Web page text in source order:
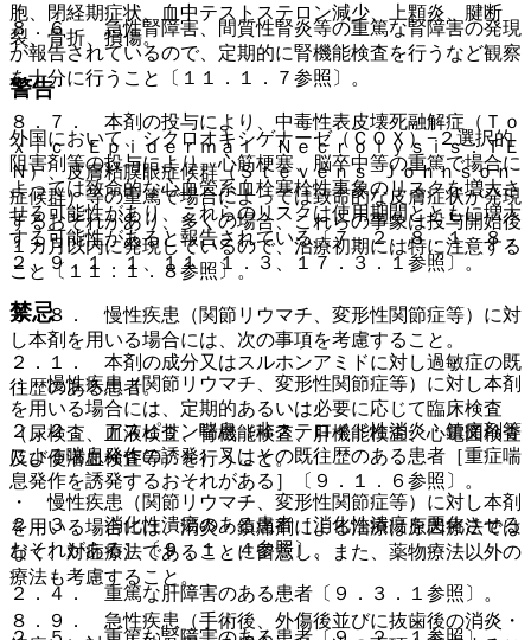
８．６． 急性腎障害、間質性腎炎等の重篤な腎障害の発現
が報告されているので、定期的に腎機能検査を行うなど観察
を十分に行うこと〔１１．１．７参照〕。
８．７． 本剤の投与により、中毒性表皮壊死融解症（Ｔｏ
ｘｉｃ Ｅｐｉｄｅｒｍａｌ Ｎｅｃｒｏｌｙｓｉｓ：ＴＥ
Ｎ）、皮膚粘膜眼症候群（Ｓｔｅｖｅｎｓ−Ｊｏｈｎｓｏｎ
症候群）等の重篤で場合によっては致命的な皮膚症状が発現
するおそれがあり、多くの場合、これらの事象は投与開始後
１カ月以内に発現しているので、治療初期には特に注意する
こと〔１１．１．８参照〕。
８．８． 慢性疾患（関節リウマチ、変形性関節症等）に対
し本剤を用いる場合には、次の事項を考慮すること。
・ 慢性疾患（関節リウマチ、変形性関節症等）に対し本剤
を用いる場合には、定期的あるいは必要に応じて臨床検査
（尿検査、血液検査、腎機能検査、肝機能検査、心電図検査
及び便潜血検査等）を行うこと。
・ 慢性疾患（関節リウマチ、変形性関節症等）に対し本剤
を用いる場合には、消炎・鎮痛剤による治療は原因療法では
なく、対症療法であることに留意し、また、薬物療法以外の
療法も考慮すること。
８．９． 急性疾患（手術後、外傷後並びに抜歯後の消炎・
胞、閉経期症状、血中テストステロン減少、上顆炎、腱断
裂、骨折、損傷。
警告
外国において、シクロオキシゲナーゼ（ＣＯＸ）−２選択的
阻害剤等の投与により、心筋梗塞、脳卒中等の重篤で場合に
よっては致命的な心血管系血栓塞栓性事象のリスクを増大さ
せる可能性があり、これらのリスクは使用期間とともに増大
する可能性があると報告されている〔７．２、８．１、８．
２、９．１．１、１１．１．３、１７．３．１参照〕。
禁忌
２．１． 本剤の成分又はスルホンアミドに対し過敏症の既
往歴のある患者。
２．２． アスピリン喘息（非ステロイド性消炎・鎮痛剤等
による喘息発作の誘発）又はその既往歴のある患者［重症喘
息発作を誘発するおそれがある］〔９．１．６参照〕。
２．３． 消化性潰瘍のある患者［消化性潰瘍を悪化させる
おそれがある］〔９．１．４参照〕。
２．４． 重篤な肝障害のある患者〔９．３．１参照〕。